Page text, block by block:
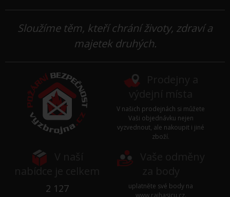
Sloužíme těm, kteří chrání životy, zdraví a
majetek druhých.
V našich prodejnách si můžete
Vaši objednávku nejen
vyzvednout, ale nakoupit i jiné
zboží.
2 127
uplatněte své body na